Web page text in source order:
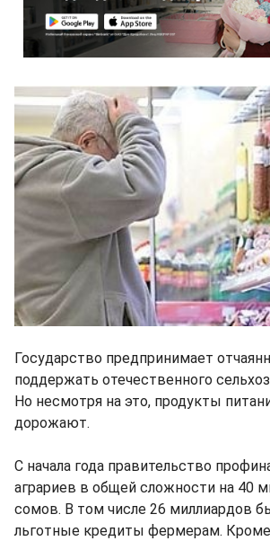
Государство предпринимает
поддержать отечественного
Но несмотря на это, продукты
дорожают.
С начала года правительство
аграриев в общей сложности на 40
сомов. В том числе 26 миллиардов
льготные кредиты фермерам. Кроме